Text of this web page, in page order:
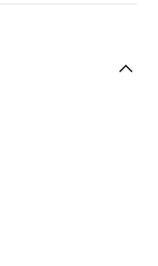
139,99 €